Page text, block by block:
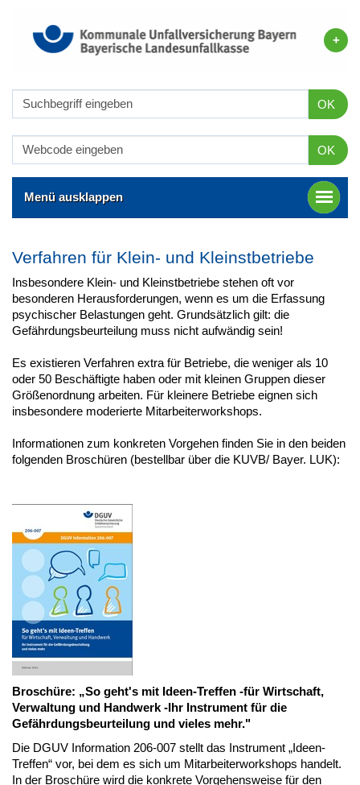
OK
OK
Menü ausklappen
Verfahren für Klein- und Kleinstbetriebe
Insbesondere Klein- und Kleinstbetriebe stehen oft vor
besonderen Herausforderungen, wenn es um die Erfassung
psychischer Belastungen geht. Grundsätzlich gilt: die
Gefährdungsbeurteilung muss nicht aufwändig sein!
Es existieren Verfahren extra für Betriebe, die weniger als 10
oder 50 Beschäftigte haben oder mit kleinen Gruppen dieser
Größenordnung arbeiten. Für kleinere Betriebe eignen sich
insbesondere moderierte Mitarbeiterworkshops.
Informationen zum konkreten Vorgehen finden Sie in den beiden
folgenden Broschüren (bestellbar über die KUVB/ Bayer. LUK):
Broschüre: „So geht's mit Ideen-Treffen -für Wirtschaft,
Verwaltung und Handwerk -Ihr Instrument für die
Gefährdungsbeurteilung und vieles mehr."
Die DGUV Information 206-007 stellt das Instrument „Ideen-
Treffen“ vor, bei dem es sich um Mitarbeiterworkshops handelt.
In der Broschüre wird die konkrete Vorgehensweise für den